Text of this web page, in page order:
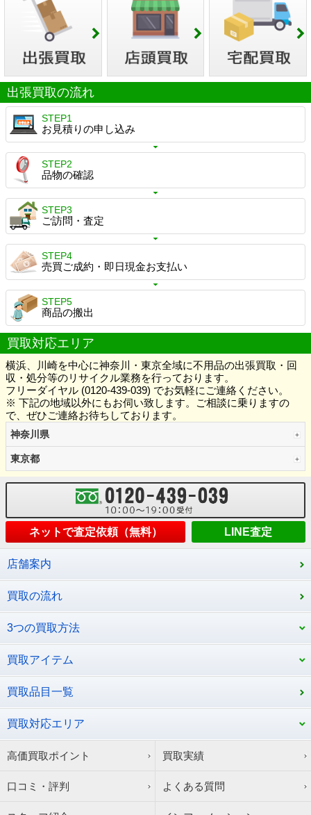
出張買取の流れ
STEP1
お見積りの申し込み
STEP2
品物の確認
STEP3
ご訪問・査定
STEP4
売買ご成約・即日現金お支払い
STEP5
商品の搬出
買取対応エリア
横浜、川崎を中心に神奈川・東京全域に不用品の出張買取・回
収・処分等のリサイクル業務を行っております。
フリーダイヤル (0120-439-039) でお気軽にご連絡ください。
※ 下記の地域以外にもお伺い致します。ご相談に乗りますの
で、ぜひご連絡お待ちしております。
神奈川県
東京都
ネットで査定依頼（無料） LINE査定
店舗案内
買取の流れ
3つの買取方法
買取アイテム
買取品目一覧
買取対応エリア
高価買取ポイント 買取実績
口コミ・評判 よくある質問